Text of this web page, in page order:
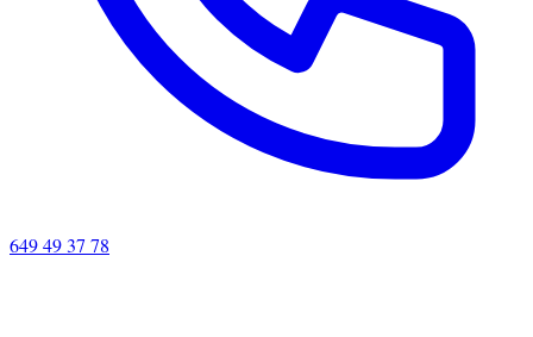
649 49 37 78